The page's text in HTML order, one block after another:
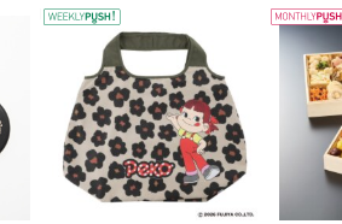
WEEKLY PUSH